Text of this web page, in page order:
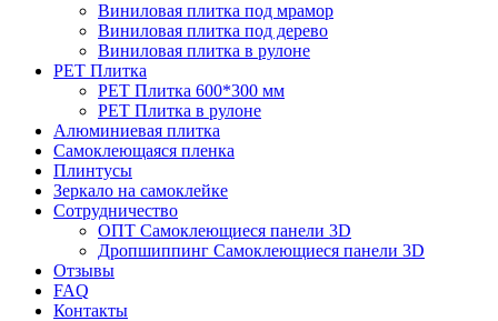
Виниловая плитка под мрамор
Виниловая плитка под дерево
Виниловая плитка в рулоне
PET Плитка
PET Плитка 600*300 мм
PET Плитка в рулоне
Алюминиевая плитка
Самоклеющаяся пленка
Плинтусы
Зеркало на самоклейке
Сотрудничество
ОПТ Самоклеющиеся панели 3D
Дропшиппинг Самоклеющиеся панели 3D
Отзывы
FAQ
Контакты